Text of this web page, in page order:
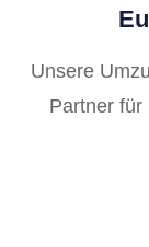
Unsere
Partner für